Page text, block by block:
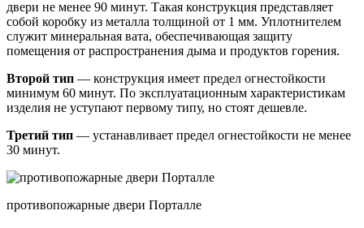
двери не менее 90 минут. Такая конструкция представляет
собой коробку из металла толщиной от 1 мм. Уплотнителем
служит минеральная вата, обеспечивающая защиту
помещения от распространения дыма и продуктов горения.
Второй тип — конструкция имеет предел огнестойкости
минимум 60 минут. По эксплуатационным характеристикам
изделия не уступают первому типу, но стоят дешевле.
Третий тип — устанавливает предел огнестойкости не менее
30 минут.
противопожарные двери Порталле